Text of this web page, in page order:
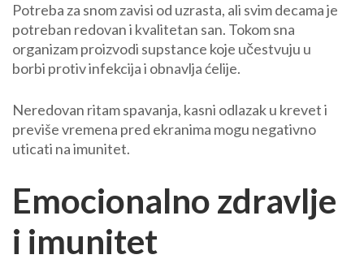
Potreba za snom zavisi od uzrasta, ali svim decama je
potreban redovan i kvalitetan san. Tokom sna
organizam proizvodi supstance koje učestvuju u
borbi protiv infekcija i obnavlja ćelije.
Neredovan ritam spavanja, kasni odlazak u krevet i
previše vremena pred ekranima mogu negativno
uticati na imunitet.
Emocionalno zdravlje
i imunitet